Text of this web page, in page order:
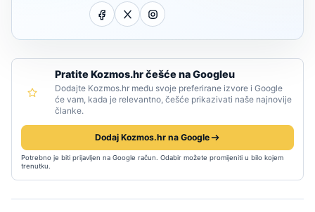
Pratite Kozmos.hr češće na Googleu
Dodajte Kozmos.hr među svoje preferirane izvore i Google
će vam, kada je relevantno, češće prikazivati naše najnovije
članke.
Dodaj Kozmos.hr na Google
Potrebno je biti prijavljen na Google račun. Odabir možete promijeniti u bilo kojem
trenutku.